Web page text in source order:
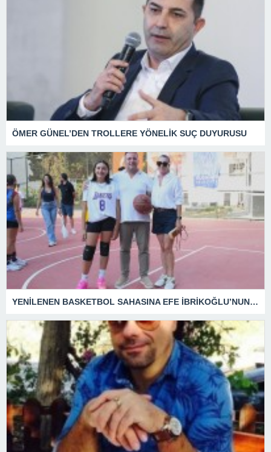
ÖMER GÜNEL’DEN TROLLERE YÖNELİK SUÇ DUYURUSU
YENİLENEN BASKETBOL SAHASINA EFE İBRİKOĞLU’NUN ADI VERİLDİ